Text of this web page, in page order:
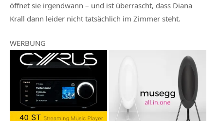
öffnet sie irgendwann – und ist überrascht, dass Diana
Krall dann leider nicht tatsächlich im Zimmer steht.
WERBUNG